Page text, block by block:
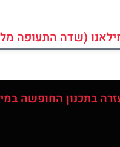
(שדה התעופה
בתכנון החופשה